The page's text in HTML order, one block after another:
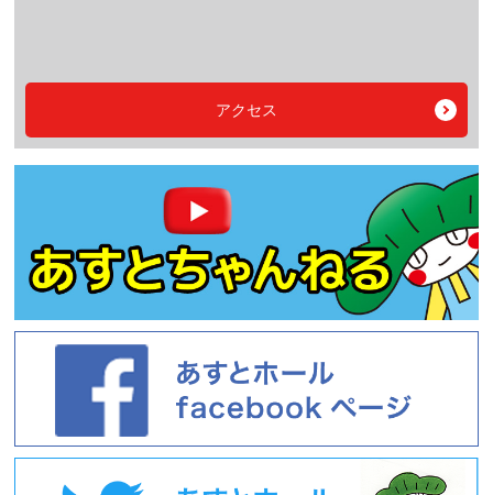
アクセス